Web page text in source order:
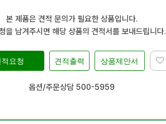
본 제품은 견적 문의가 필요한 상품입니다.
을 남겨주시면 해당 상품의 견적서를 보내드립니다.
적요청 상품제안서
견적출력
옵션/주문상담 500-5959